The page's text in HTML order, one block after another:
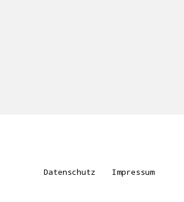
Datenschutz Impressum